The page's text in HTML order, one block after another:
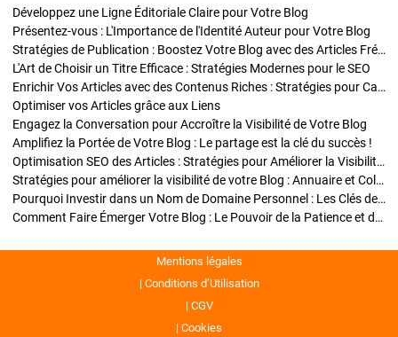
Développez une Ligne Éditoriale Claire pour Votre Blog
Présentez-vous : L'Importance de l'Identité Auteur pour Votre Blog
Stratégies de Publication : Boostez Votre Blog avec des Articles Fréquents et Exclusifs
L'Art de Choisir un Titre Efficace : Stratégies Modernes pour le SEO
Enrichir Vos Articles avec des Contenus Riches : Stratégies pour Captiver et Optimiser
Optimiser vos Articles grâce aux Liens
Engagez la Conversation pour Accroître la Visibilité de Votre Blog
Amplifiez la Portée de Votre Blog : Le partage est la clé du succès !
Optimisation SEO des Articles : Stratégies pour Améliorer la Visibilité de Votre Blog
Stratégies pour améliorer la visibilité de votre Blog : Annuaire et Collaborations
Pourquoi Investir dans un Nom de Domaine Personnel : Les Clés de la Réussite de Votre Blog
Comment Faire Émerger Votre Blog : Le Pouvoir de la Patience et de la Persévérance
Mentions légales
Conditions d’Utilisation
CGV
Cookies